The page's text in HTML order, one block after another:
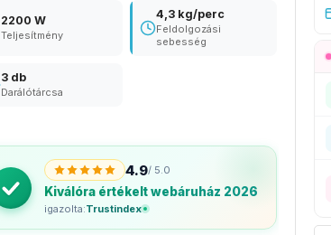
2200 W
Teljesítmény
4,3 kg/perc
Feldolgozási
sebesség
3 db
Darálótárcsa
4.9/ 5.0
Kiválóra értékelt webáruház 2026
igazolta:Trustindex